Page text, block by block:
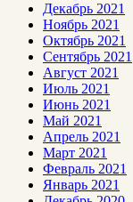
Декабрь 2021
Ноябрь 2021
Октябрь 2021
Сентябрь 2021
Август 2021
Июль 2021
Июнь 2021
Май 2021
Апрель 2021
Март 2021
Февраль 2021
Январь 2021